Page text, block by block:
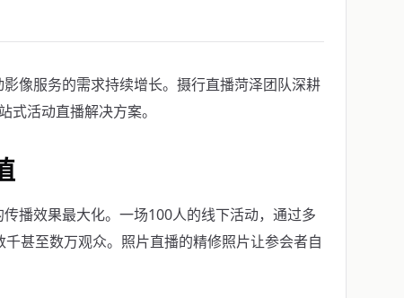
像服务的需求持续增长。摄行直播菏泽团队深耕
活动直播解决方案。
播效果最大化。一场100人的线下活动，通过多
甚至数万观众。照片直播的精修照片让参会者自